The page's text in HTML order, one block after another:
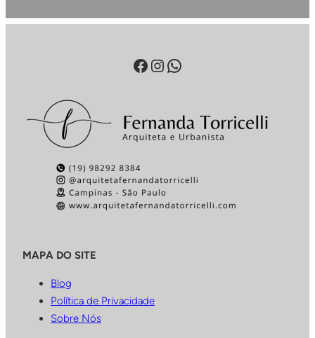
Facebook
Instagram
WhatsApp
MAPA DO SITE
Blog
Política de Privacidade
Sobre Nós